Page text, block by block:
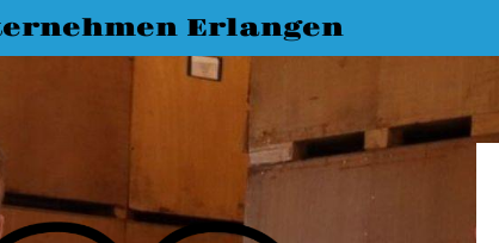
Erlangen